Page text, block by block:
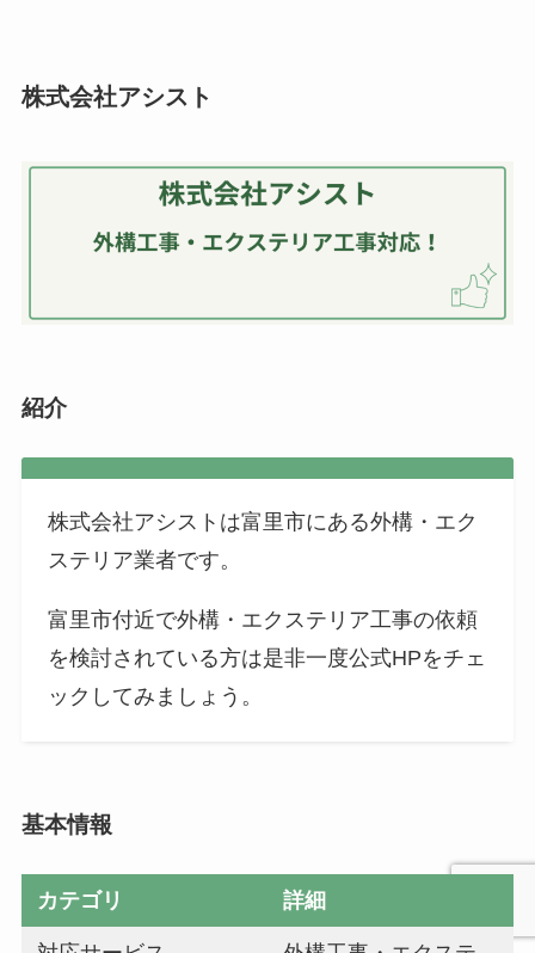
株式会社アシスト
紹介
株式会社アシストは富里市にある外構・エク
ステリア業者です。
富里市付近で外構・エクステリア工事の依頼
を検討されている方は是非一度公式HPをチェ
ックしてみましょう。
基本情報
カテゴリ 詳細